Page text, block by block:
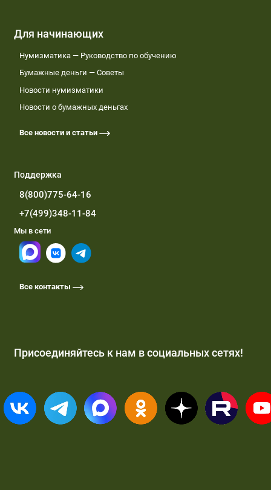
Для начинающих
Нумизматика — Руководство по обучению
Бумажные деньги — Советы
Новости нумизматики
Новости о бумажных деньгах
Все новости и статьи
Поддержка
8(800)775-64-16
+7(499)348-11-84
Мы в сети
Все контакты
Присоединяйтесь к нам в социальных сетях!